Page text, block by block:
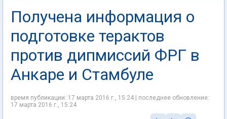
Получена информация о
подготовке терактов
против дипмиссий ФРГ в
Анкаре и Стамбуле
время публикации: 17 марта 2016 г., 15:24 | последнее обновление:
17 марта 2016 г., 15:24